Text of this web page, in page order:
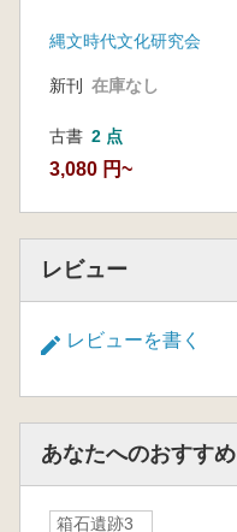
縄文時代文化研究会
新刊 在庫なし
古書 2 点
3,080 円~
レビュー
レビューを書く
あなたへのおすすめ
箱石遺跡3